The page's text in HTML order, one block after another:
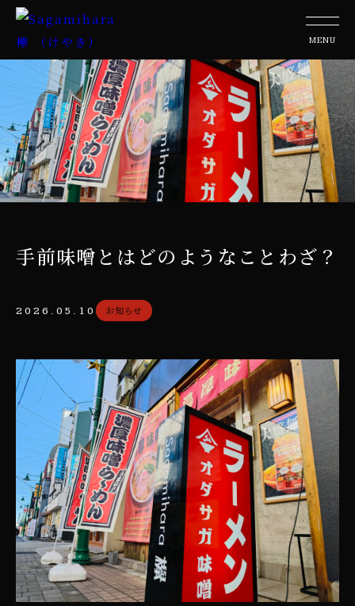
手前味噌とはどのようなことわざ？
2026.05.10 お知らせ